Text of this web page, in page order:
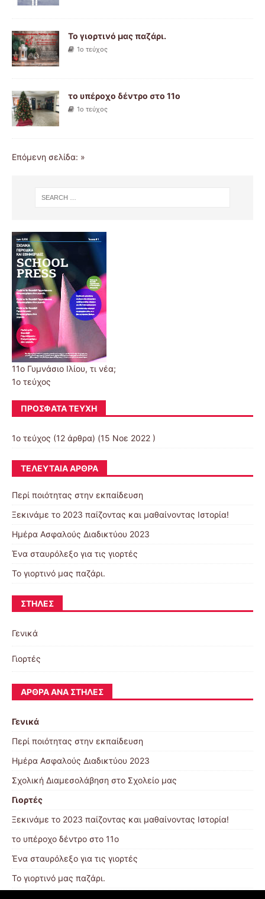
Το γιορτινό μας παζάρι.
1ο τεύχος
το υπέροχο δέντρο στο 11ο
1ο τεύχος
Επόμενη σελίδα: »
11o Γυμνάσιο Ιλίου, τι νέα;
1ο τεύχος
ΠΡΌΣΦΑΤΑ ΤΕΎΧΗ
1ο τεύχος (12 άρθρα) (15 Νοε 2022 )
ΤΕΛΕΥΤΑΊΑ ΆΡΘΡΑ
Περί ποιότητας στην εκπαίδευση
Ξεκινάμε το 2023 παίζοντας και μαθαίνοντας Ιστορία!
Ημέρα Ασφαλούς Διαδικτύου 2023
Ένα σταυρόλεξο για τις γιορτές
Το γιορτινό μας παζάρι.
ΣΤΉΛΕΣ
Γενικά
Γιορτές
ΆΡΘΡΑ ΑΝΆ ΣΤΉΛΕΣ
Γενικά
Περί ποιότητας στην εκπαίδευση
Ημέρα Ασφαλούς Διαδικτύου 2023
Σχολική Διαμεσολάβηση στο Σχολείο μας
Γιορτές
Ξεκινάμε το 2023 παίζοντας και μαθαίνοντας Ιστορία!
το υπέροχο δέντρο στο 11ο
Ένα σταυρόλεξο για τις γιορτές
Το γιορτινό μας παζάρι.